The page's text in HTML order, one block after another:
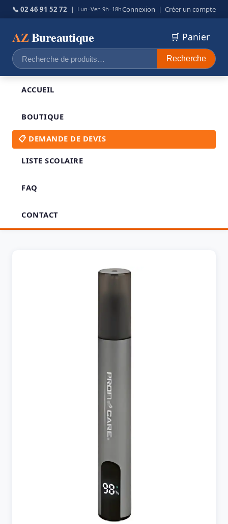
📞 02 46 91 52 72 | Lun–Ven 9h–18hConnexion | Créer un compte
AZBureautique
Recherche
pour :
Recherche
🛒 Panier
ACCUEIL
BOUTIQUE
📋 DEMANDE DE DEVIS
LISTE SCOLAIRE
FAQ
CONTACT